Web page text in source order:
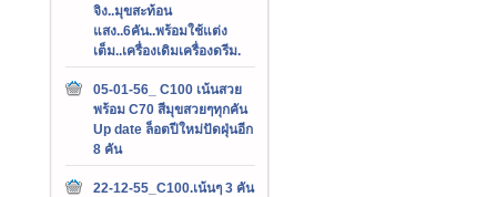
จิง..มุขสะท้อน
แสง..6คัน..พร้อมใช้แต่ง
เต็ม..เครื่องเดิมเครื่องดรีม.
05-01-56_ C100 เน้นสวย
พร้อม C70 สีมุขสวยๆทุกคัน
Up date ล็อตปีใหม่ปัดฝุ่นอีก
8 คัน
22-12-55_C100.เน้นๆ 3 คัน